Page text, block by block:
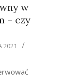
w
– czy
2021